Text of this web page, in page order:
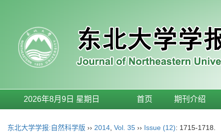
2026年8月9日 星期日 首页 期刊介绍
东北大学学报:自然科学版 ›› 2014 Vol. 35 ›› Issue (12): 1715-1718.